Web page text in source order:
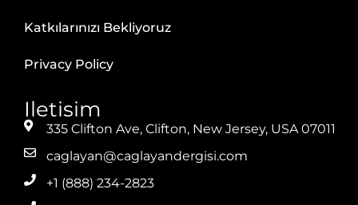
Katkılarınızı Bekliyoruz
Privacy Policy
Iletisim
335 Clifton Ave, Clifton, New Jersey, USA 07011
caglayan@caglayandergisi.com
+1 (888) 234-2823